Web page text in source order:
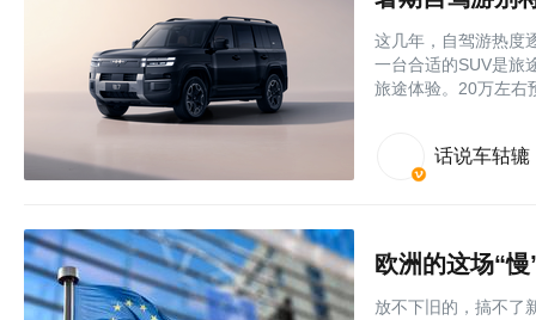
这几年，自驾游热度
一台合适的SUV是旅
旅途体验。20万左右
话说车轱辘
欧洲的这场“
放不下旧的，搞不了